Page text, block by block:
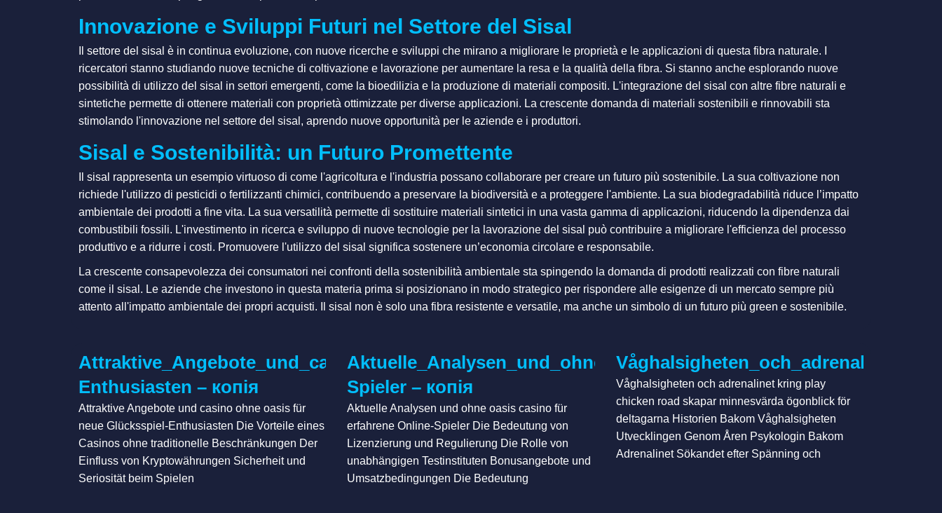
Innovazione e Sviluppi Futuri nel Settore del Sisal
Il settore del sisal è in continua evoluzione, con nuove ricerche e sviluppi che mirano a migliorare le proprietà e le applicazioni di questa fibra naturale. I
ricercatori stanno studiando nuove tecniche di coltivazione e lavorazione per aumentare la resa e la qualità della fibra. Si stanno anche esplorando nuove
possibilità di utilizzo del sisal in settori emergenti, come la bioedilizia e la produzione di materiali compositi. L'integrazione del sisal con altre fibre naturali e
sintetiche permette di ottenere materiali con proprietà ottimizzate per diverse applicazioni. La crescente domanda di materiali sostenibili e rinnovabili sta
stimolando l'innovazione nel settore del sisal, aprendo nuove opportunità per le aziende e i produttori.
Sisal e Sostenibilità: un Futuro Promettente
Il sisal rappresenta un esempio virtuoso di come l'agricoltura e l'industria possano collaborare per creare un futuro più sostenibile. La sua coltivazione non
richiede l'utilizzo di pesticidi o fertilizzanti chimici, contribuendo a preservare la biodiversità e a proteggere l'ambiente. La sua biodegradabilità riduce l’impatto
ambientale dei prodotti a fine vita. La sua versatilità permette di sostituire materiali sintetici in una vasta gamma di applicazioni, riducendo la dipendenza dai
combustibili fossili. L'investimento in ricerca e sviluppo di nuove tecnologie per la lavorazione del sisal può contribuire a migliorare l'efficienza del processo
produttivo e a ridurre i costi. Promuovere l'utilizzo del sisal significa sostenere un’economia circolare e responsabile.
La crescente consapevolezza dei consumatori nei confronti della sostenibilità ambientale sta spingendo la domanda di prodotti realizzati con fibre naturali
come il sisal. Le aziende che investono in questa materia prima si posizionano in modo strategico per rispondere alle esigenze di un mercato sempre più
attento all'impatto ambientale dei propri acquisti. Il sisal non è solo una fibra resistente e versatile, ma anche un simbolo di un futuro più green e sostenibile.
Attraktive_Angebote_und_casino_ohne_oasis_für_neue_Glücksspiel-
Enthusiasten – копія
Attraktive Angebote und casino ohne oasis für
neue Glücksspiel-Enthusiasten Die Vorteile eines
Casinos ohne traditionelle Beschränkungen Der
Einfluss von Kryptowährungen Sicherheit und
Seriosität beim Spielen
Aktuelle_Analysen_und_ohne_oasis_casino_für_erfahrene_Online-
Spieler – копія
Aktuelle Analysen und ohne oasis casino für
erfahrene Online-Spieler Die Bedeutung von
Lizenzierung und Regulierung Die Rolle von
unabhängigen Testinstituten Bonusangebote und
Umsatzbedingungen Die Bedeutung
Våghalsigheten och adrenalinet kring play
chicken road skapar minnesvärda ögonblick för
deltagarna Historien Bakom Våghalsigheten
Utvecklingen Genom Åren Psykologin Bakom
Adrenalinet Sökandet efter Spänning och